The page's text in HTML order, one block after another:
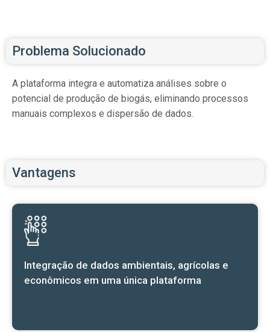
Problema Solucionado
A plataforma integra e automatiza análises sobre o
potencial de produção de biogás, eliminando processos
manuais complexos e dispersão de dados.
Vantagens
Integração de dados ambientais, agrícolas e
econômicos em uma única plataforma